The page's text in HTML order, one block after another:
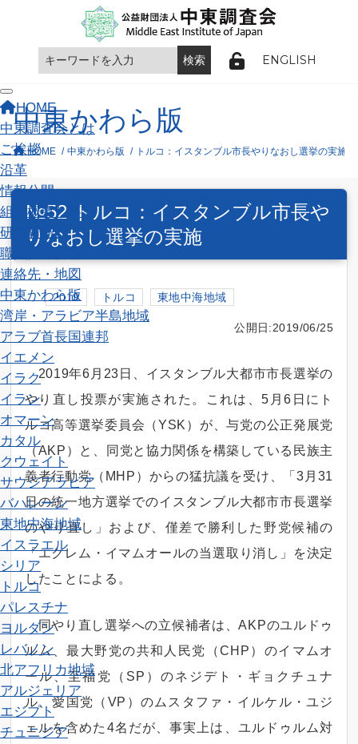
ENGLISH
Toggle navigation
HOME
中東調査会とは
ご挨拶
沿革
情報公開
組織概要と事業
研究員紹介
職員採用情報
連絡先・地図
中東かわら版
湾岸・アラビア半島地域
アラブ首長国連邦
イエメン
イラク
イラン
オマーン
カタル
クウェイト
サウジアラビア
バハレーン
東地中海地域
イスラエル
シリア
トルコ
パレスチナ
ヨルダン
レバノン
北アフリカ地域
アルジェリア
エジプト
チュニジア
中東かわら版
HOME 中東かわら版 トルコ：イスタンブル市長やりなおし選挙の実施
№52 トルコ：イスタンブル市長や
りなおし選挙の実施
2019 トルコ 東地中海地域
公開日:2019/06/25
2019年6月23日、イスタンブル大都市市長選挙の
やり直し投票が実施された。これは、5月6日にト
ルコ高等選挙委員会（YSK）が、与党の公正発展党
（AKP）と、同党と協力関係を構築している民族主
義者行動党（MHP）からの猛抗議を受け、「3月31
日の統一地方選挙でのイスタンブル大都市市長選挙
のやり直し」および、僅差で勝利した野党候補の
「エクレム・イマムオールの当選取り消し」を決定
したことによる。
同やり直し選挙への立候補者は、AKPのユルドゥ
ルム、最大野党の共和人民党（CHP）のイマムオ
ール、至福党（SP）のネジデト・ギョクチュナ
ル、愛国党（VP）のムスタファ・イルケル・ユジ
ェルを含めた4名だが、事実上は、ユルドゥルム対